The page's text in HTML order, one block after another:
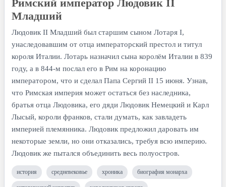
Римский император Людовик II
Младший
Людовик II Младший был старшим сыном Лотаря I,
унаследовавшим от отца императорский престол и титул
короля Италии. Лотарь назначил сына королём Италии в 839
году, а в 844-м послал его в Рим на коронацию
императором, что и сделал Папа Сергий II 15 июня. Узнав,
что Римская империя может остаться без наследника,
братья отца Людовика, его дяди Людовик Немецкий и Карл
Лысый, короли франков, стали думать, как завладеть
империей племянника. Людовик предложил даровать им
некоторые земли, но они отказались, требуя всю империю.
Людовик же пытался объединить весь полуостров.
история средневековье хроника биография монарха